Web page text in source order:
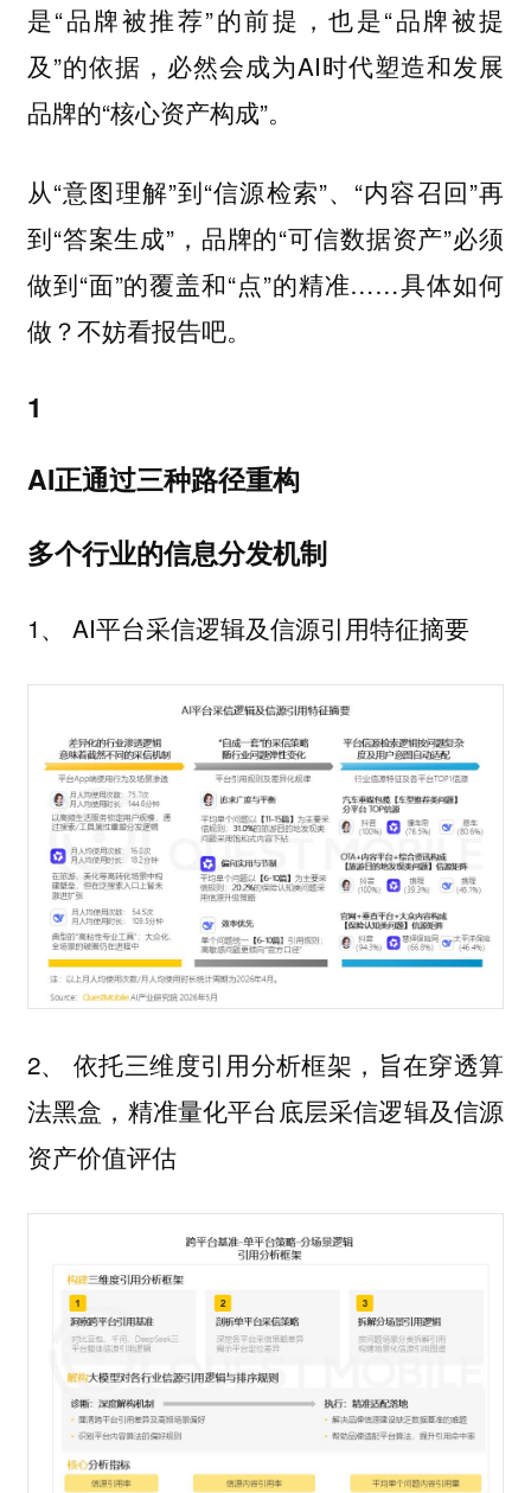
是“品牌被推荐”的前提，也是“品牌被提
及”的依据，必然会成为AI时代塑造和发展
品牌的“核心资产构成”。
从“意图理解”到“信源检索”、“内容召回”再
到“答案生成”，品牌的“可信数据资产”必须
做到“面”的覆盖和“点”的精准……具体如何
做？不妨看报告吧。
1
AI正通过三种路径重构
多个行业的信息分发机制
1、 AI平台采信逻辑及信源引用特征摘要
2、 依托三维度引用分析框架，旨在穿透算
法黑盒，精准量化平台底层采信逻辑及信源
资产价值评估